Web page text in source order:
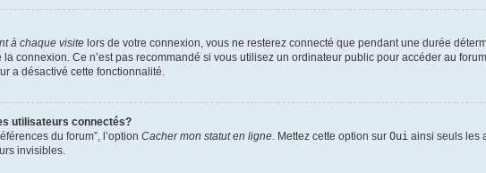
à chaque visite lors de votre connexion, vous ne resterez connecté que pendant une durée
connexion. Ce n’est pas recommandé si vous utilisez un ordinateur public pour accéder au
a désactivé cette fonctionnalité.
utilisateurs connectés?
du forum”, l’option Cacher mon statut en ligne . Mettez cette option sur Oui ainsi seuls les
invisibles.